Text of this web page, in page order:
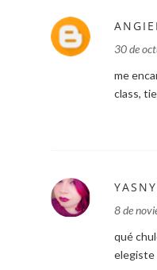
30 de
me
class,
YASNY
8 de
qué
elegiste